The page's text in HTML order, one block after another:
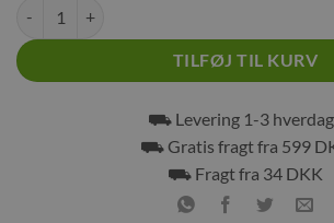
TILFØJ TIL KURV
⛟ Levering 1-3
⛟ Gratis fragt fra 599
⛟ Fragt fra 34 DKK